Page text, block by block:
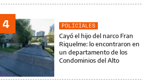
4
POLICIALES
Cayó el hijo del narco Fran
Riquelme: lo encontraron en
un departamento de los
Condominios del Alto